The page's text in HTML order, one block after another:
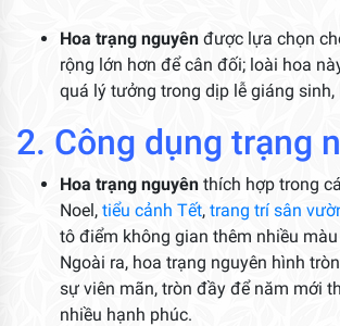
Hoa trạng nguyên được lựa chọn
rộng lớn hơn để cân đối; loài hoa
quá lý tưởng trong dịp lễ giáng
2. Công dụng trạng
Hoa trạng nguyên thích hợp trong
Noel, tiểu cảnh Tết, trang trí sân
tô điểm không gian thêm nhiều
Ngoài ra, hoa trạng nguyên hình
sự viên mãn, tròn đầy để năm mới
nhiều hạnh phúc.